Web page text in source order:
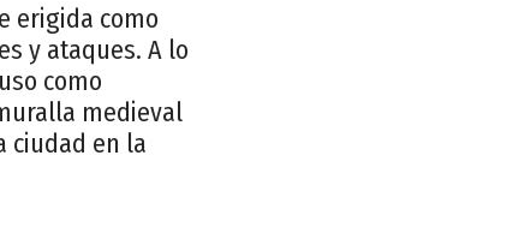
erigida como
y ataques. A lo
como
medieval
ciudad en la